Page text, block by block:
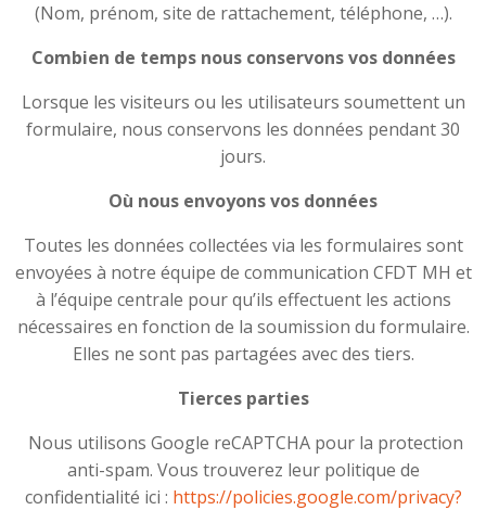
(Nom, prénom, site de rattachement, téléphone, …).
Combien de temps nous conservons vos données
Lorsque les visiteurs ou les utilisateurs soumettent un
formulaire, nous conservons les données pendant 30
jours.
Où nous envoyons vos données
Toutes les données collectées via les formulaires sont
envoyées à notre équipe de communication CFDT MH et
à l’équipe centrale pour qu’ils effectuent les actions
nécessaires en fonction de la soumission du formulaire.
Elles ne sont pas partagées avec des tiers.
Tierces parties
Nous utilisons Google reCAPTCHA pour la protection
anti-spam. Vous trouverez leur politique de
confidentialité ici : https://policies.google.com/privacy?